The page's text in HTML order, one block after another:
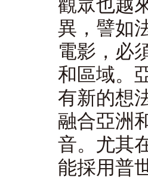
觀眾也越
異，譬如
電影，必
和區域。
有新的想
融合亞洲
音。尤其
能採用普